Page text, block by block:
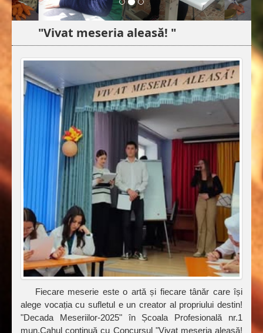
"Vivat meseria aleasă! "
Fiecare meserie este o artă și fiecare tânăr care își
alege vocația cu sufletul e un creator al propriului destin!
"Decada Meseriilor-2025" în Școala Profesională nr.1
mun.Cahul continuă cu Concursul "Vivat meseria aleasă!